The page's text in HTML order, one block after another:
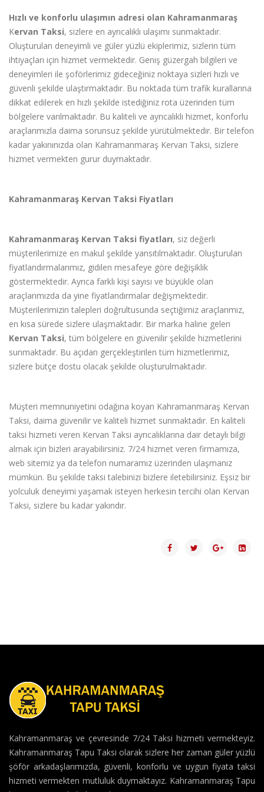
Hızlı ve konforlu ulaşımın adresi olan Kahramanmaraş
Kervan Taksi, sizlere en ayrıcalıklı ulaşımı sunmaktadır.
Oluşturulan deneyimli ve güler yüzlü ekiplerimiz, sizlerin tüm
ihtiyaçları için hizmet vermektedir. Geniş güzergah bilgileri ve
deneyimleri ile şoförlerimiz gideceğiniz noktaya sizleri hızlı ve
güvenli şekilde ulaştırmaktadır. Bu noktada tüm trafik kurallarına
dikkat edilerek en hızlı şekilde istediğiniz rota üzerinden tüm
bölgelere varılmaktadır. Bu kaliteli ve ayrıcalıklı hizmet, konforlu
araçlarımızla daima sorunsuz şekilde yürütülmektedir. Bir telefon
kadar yakınınızda olan Kahramanmaraş Kervan Taksi, sizlere
hizmet vermekten gurur duymaktadır.
Kahramanmaraş Kervan Taksi Fiyatları
Kahramanmaraş Kervan Taksi fiyatları, siz değerli
müşterilerimize en makul şekilde yansıtılmaktadır. Oluşturulan
fiyatlandırmalarımız, gidilen mesafeye göre değişiklik
göstermektedir. Ayrıca farklı kişi sayısı ve büyükle olan
araçlarımızda da yine fiyatlandırmalar değişmektedir.
Müşterilerimizin talepleri doğrultusunda seçtiğimiz araçlarımız,
en kısa sürede sizlere ulaşmaktadır. Bir marka haline gelen
Kervan Taksi, tüm bölgelere en güvenilir şekilde hizmetlerini
sunmaktadır. Bu açıdan gerçekleştirilen tüm hizmetlerimiz,
sizlere bütçe dostu olacak şekilde oluşturulmaktadır.
Müşteri memnuniyetini odağına koyan Kahramanmaraş Kervan
Taksi, daima güvenilir ve kaliteli hizmet sunmaktadır. En kaliteli
taksi hizmeti veren Kervan Taksi ayrıcalıklarına dair detaylı bilgi
almak için bizleri arayabilirsiniz. 7/24 hizmet veren firmamıza,
web sitemiz ya da telefon numaramız üzerinden ulaşmanız
mümkün. Bu şekilde taksi talebinizi bizlere iletebilirsiniz. Eşsiz bir
yolculuk deneyimi yaşamak isteyen herkesin tercihi olan Kervan
Taksi, sizlere bu kadar yakındır.
Kahramanmaraş ve çevresinde 7/24 Taksi hizmeti vermekteyiz.
Kahramanmaraş Tapu Taksi olarak sizlere her zaman güler yüzlü
şöför arkadaşlarımızda, güvenli, konforlu ve uygun fiyata taksi
hizmeti vermekten mutluluk duymaktayız. Kahramanmaraş Tapu